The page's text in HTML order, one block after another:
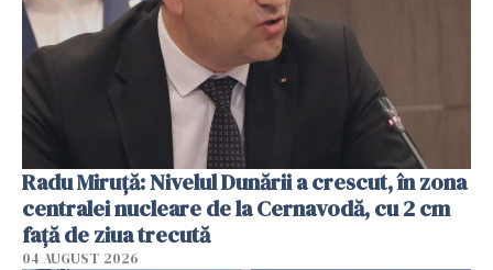
Radu Miruţă: Nivelul Dunării a crescut, în zona
centralei nucleare de la Cernavodă, cu 2 cm
faţă de ziua trecută
04 AUGUST 2026